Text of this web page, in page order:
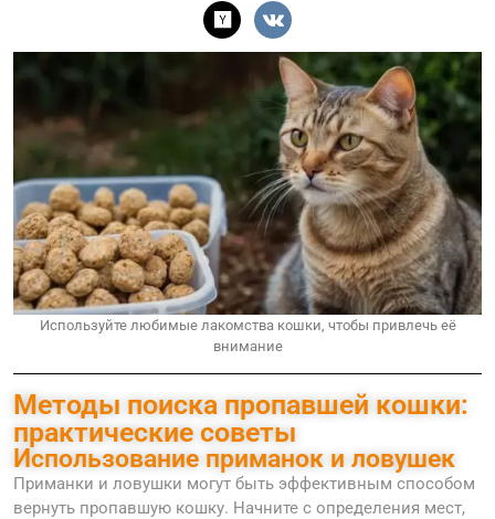
Используйте любимые лакомства кошки, чтобы привлечь её
внимание
Методы поиска пропавшей кошки:
практические советы
Использование приманок и ловушек
Приманки и ловушки могут быть эффективным способом
вернуть пропавшую кошку. Начните с определения мест,